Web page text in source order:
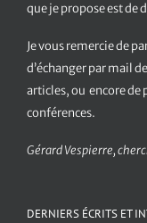
que je propose est de
Je vous remercie de
d’échanger par mail
articles, ou encore de
conférences.
Gérard Vespierre,
DERNIERS ÉCRITS ET